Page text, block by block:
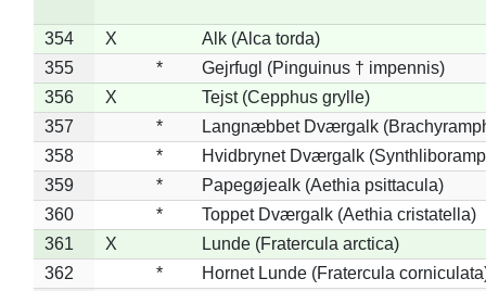
354 X
Alk (Alca torda)
355
*
Gejrfugl (Pinguinus † impennis)
356
X
Tejst (Cepphus grylle)
357
*
Langnæbbet Dværgalk
358
*
Hvidbrynet Dværgalk
359
*
Papegøjealk (Aethia psittacula)
360
*
Toppet Dværgalk (Aethia cristatella)
361
X
Lunde (Fratercula arctica)
362
*
Hornet Lunde (Fratercula